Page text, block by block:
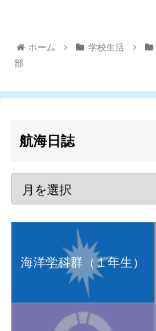
ホーム 学校生活
部
航海日誌
海洋学科群（１年生）